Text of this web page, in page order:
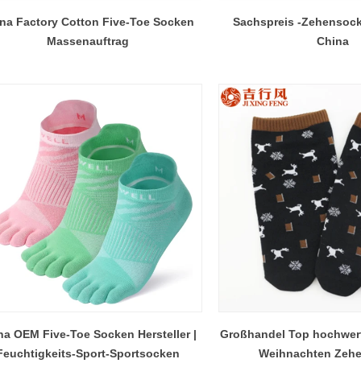
Factory Cotton Five-Toe Socken
Massenauftrag
Sachspreis -
China
OEM Five-Toe Socken Hersteller |
Sport-Sportsocken
Großhandel Top
Weihnachten